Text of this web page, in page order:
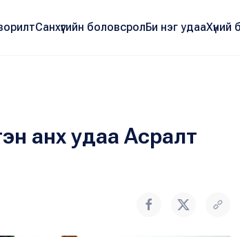
Санхүүгийн боловсролБи нэг удааХүний
анх удаа Асралт